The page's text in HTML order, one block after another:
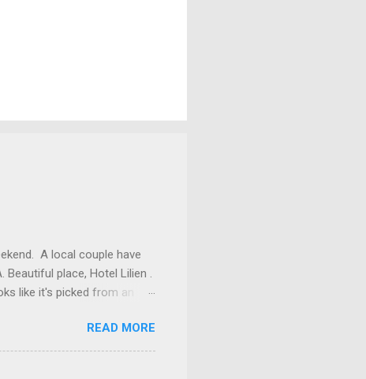
A local couple have
place, Hotel Lilien .
like it's picked from an
(the Deck Rooms)
enough to lend us their
Outside of our room In
READ MORE